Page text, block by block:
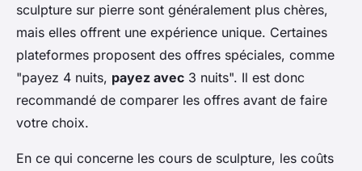
sculpture sur pierre sont généralement plus chères,
mais elles offrent une expérience unique. Certaines
plateformes proposent des offres spéciales, comme
"payez 4 nuits, payez avec 3 nuits". Il est donc
recommandé de comparer les offres avant de faire
votre choix.
En ce qui concerne les cours de sculpture, les coûts